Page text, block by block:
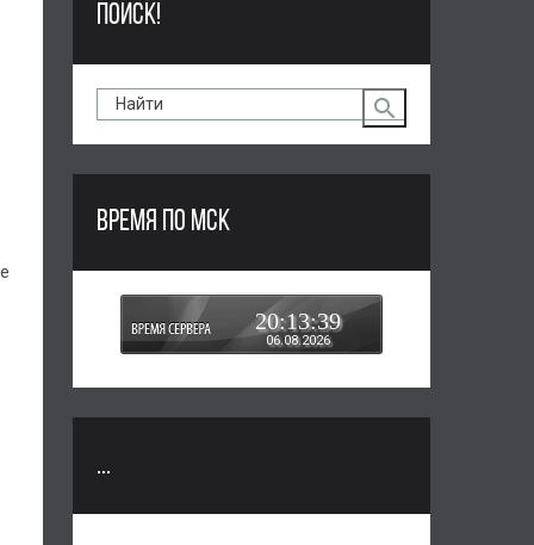
ПОИСК!
ВРЕМЯ ПО МСК
20:13:40
06.08.2026
...